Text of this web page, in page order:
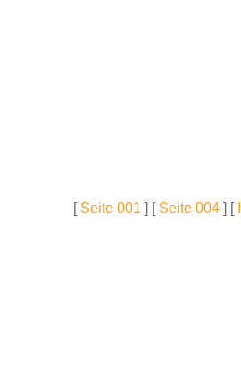
[ Seite 001 ] [ Seite 004 ] [